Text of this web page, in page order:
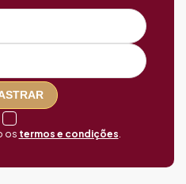
os termos e condições